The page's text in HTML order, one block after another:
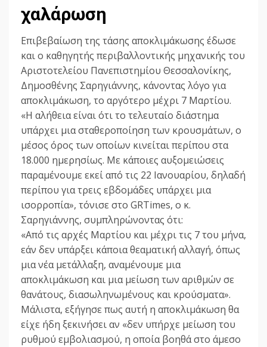
χαλάρωση
Επιβεβαίωση της τάσης αποκλιμάκωσης έδωσε
και ο καθηγητής περιβαλλοντικής μηχανικής του
Αριστοτελείου Πανεπιστημίου Θεσσαλονίκης,
Δημοσθένης Σαρηγιάννης, κάνοντας λόγο για
αποκλιμάκωση, το αργότερο μέχρι 7 Μαρτίου.
«Η αλήθεια είναι ότι το τελευταίο διάστημα
υπάρχει μια σταθεροποίηση των κρουσμάτων, ο
μέσος όρος των οποίων κινείται περίπου στα
18.000 ημερησίως. Με κάποιες αυξομειώσεις
παραμένουμε εκεί από τις 22 Ιανουαρίου, δηλαδή
περίπου για τρεις εβδομάδες υπάρχει μια
ισορροπία», τόνισε στο GRTimes, ο κ.
Σαρηγιάννης, συμπληρώνοντας ότι:
«Από τις αρχές Μαρτίου και μέχρι τις 7 του μήνα,
εάν δεν υπάρξει κάποια θεαματική αλλαγή, όπως
μια νέα μετάλλαξη, αναμένουμε μια
αποκλιμάκωση και μια μείωση των αριθμών σε
θανάτους, διασωληνωμένους και κρούσματα».
Μάλιστα, εξήγησε πως αυτή η αποκλιμάκωση θα
είχε ήδη ξεκινήσει αν «δεν υπήρχε μείωση του
ρυθμού εμβολιασμού, η οποία βοηθά στο άμεσο